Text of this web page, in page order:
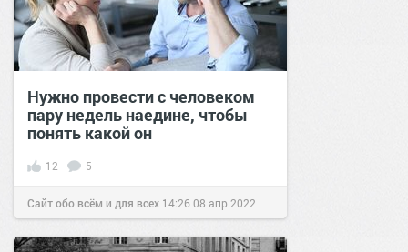
Нужно провести с человеком
пару недель наедине, чтобы
понять какой он
12 5
Сайт обо всём и для всех 14:2608 апр 2022